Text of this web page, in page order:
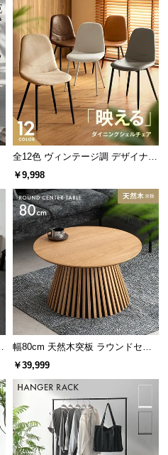
全12色 ヴィンテージ調 デザイナー
ズシェルチェア
￥9,998
幅80cm 天然木突板 ラウンドセン
ターテーブル 美しい格子デザイン
￥39,999